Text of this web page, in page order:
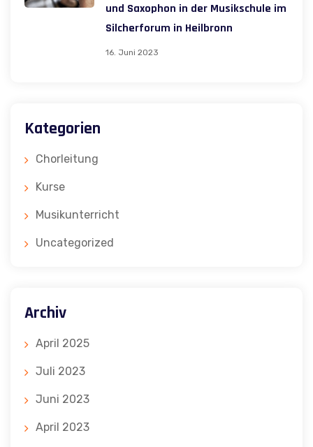
und Saxophon in der Musikschule im
Silcherforum in Heilbronn
16. Juni 2023
Kategorien
Chorleitung
Kurse
Musikunterricht
Uncategorized
Archiv
April 2025
Juli 2023
Juni 2023
April 2023